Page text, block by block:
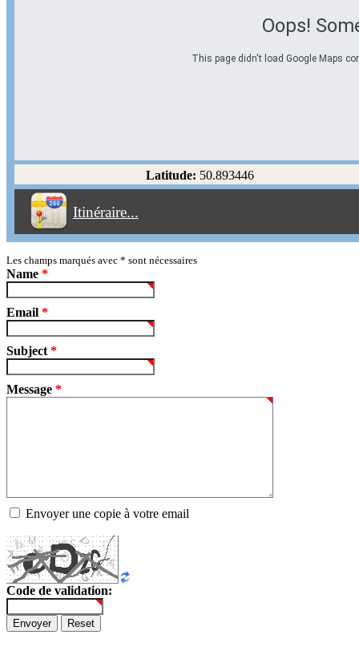
Oops!
This page didn't load Google Maps
Latitude: 50.893446
Itinéraire...
Éviter les autoroutes
Éviter les péages
Partir! Reset
Les champs marqués avec * sont nécessaires
Name *
Email *
Subject *
Message *
Envoyer une copie à votre email
Code de validation:
Envoyer Reset